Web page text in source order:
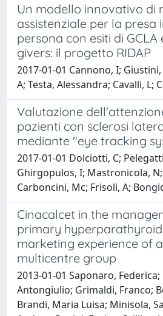
Un modello innovativo di
assistenziale per la presa
persona con esiti di GCLA
givers: il progetto RIDAP
2017-01-01 Cannono, I;
A; Testa, Alessandra; Cavalli, L;
Valutazione
pazienti con sclerosi
mediante "eye tracking
2017-01-01 Dolciotti, C;
Ghirgopulos, I; Mastronicola, N;
Carboncini, Mc; Frisoli, A;
Cinacalcet in the
primary
marketing experience of
multicentre group
2013-01-01 Saponaro,
Antongiulio; Grimaldi, Franco;
Brandi, Maria Luisa; Minisola,